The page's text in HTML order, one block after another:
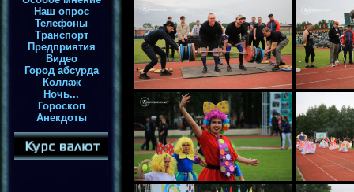
Наш опрос
Телефоны
Транспорт
Предприятия
Видео
Город абсурда
Коллаж
Ночь...
Гороскоп
Анекдоты